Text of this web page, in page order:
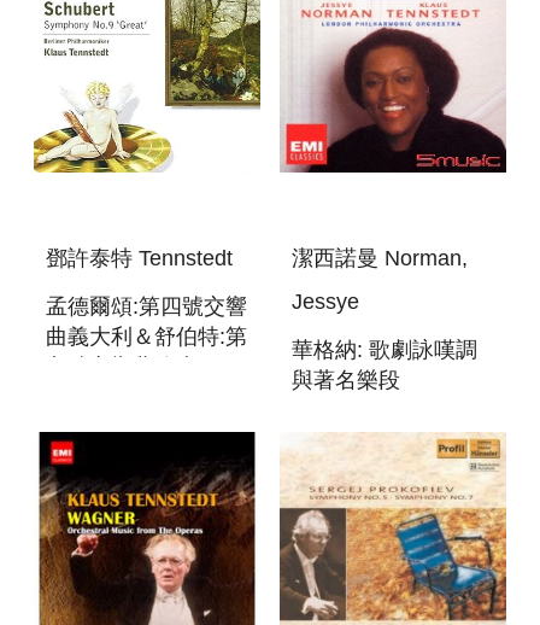
鄧許泰特 Tennstedt
孟德爾頌:第四號交響
曲義大利＆舒伯特:第
MENDELSSOHN:SYMPHONIES
潔西諾曼 Norman,
Jessye
華格納: 歌劇詠嘆調
與著名樂段